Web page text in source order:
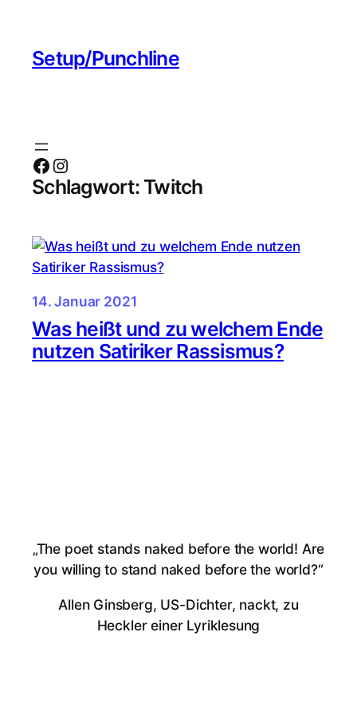
springen
Setup/Punchline
Facebook Instagram
Schlagwort: Twitch
14. Januar 2021
Was heißt und zu welchem Ende
nutzen Satiriker Rassismus?
„The poet stands naked before the world! Are
you willing to stand naked before the world?“
Allen Ginsberg, US-Dichter, nackt, zu
Heckler einer Lyriklesung